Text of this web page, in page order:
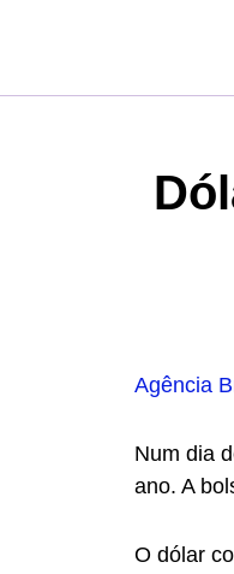
Agência
Num dia
ano. A
O dólar